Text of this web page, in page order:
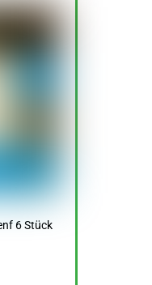
6 Stück